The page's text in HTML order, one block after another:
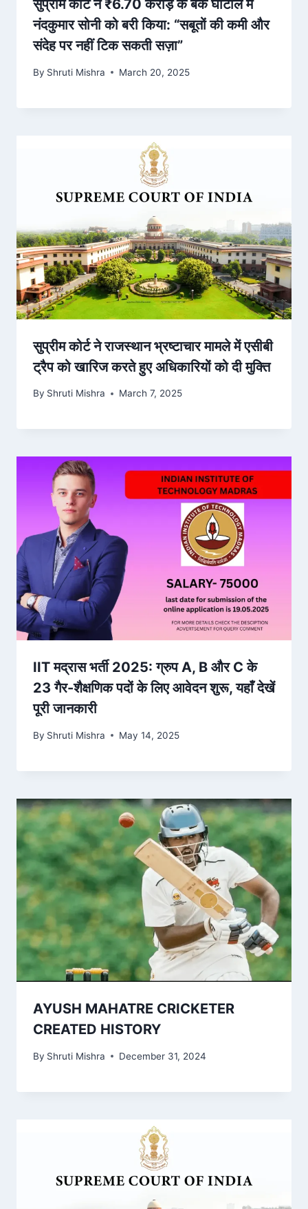
सुप्रीम कोर्ट ने ₹6.70 करोड़ के बैंक घोटाले में
नंदकुमार सोनी को बरी किया: “सबूतों की कमी और
संदेह पर नहीं टिक सकती सज़ा”
By Shruti Mishra March 20, 2025
सुप्रीम कोर्ट ने राजस्थान भ्रष्टाचार मामले में एसीबी
ट्रैप को खारिज करते हुए अधिकारियों को दी मुक्ति
By Shruti Mishra March 7, 2025
IIT मद्रास भर्ती 2025: ग्रुप A, B और C के
23 गैर-शैक्षणिक पदों के लिए आवेदन शुरू, यहाँ देखें
पूरी जानकारी
By Shruti Mishra May 14, 2025
AYUSH MAHATRE CRICKETER
CREATED HISTORY
By Shruti Mishra December 31, 2024